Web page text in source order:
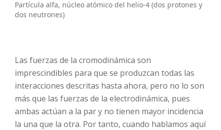
Partícula alfa, núcleo atómico del helio-4 (dos protones y
dos neutrones)
Las fuerzas de la cromodinámica son
imprescindibles para que se produzcan todas las
interacciones descritas hasta ahora, pero no lo son
más que las fuerzas de la electrodinámica, pues
ambas actúan a la par y no tienen mayor incidencia
la una que la otra. Por tanto, cuando hablamos aquí